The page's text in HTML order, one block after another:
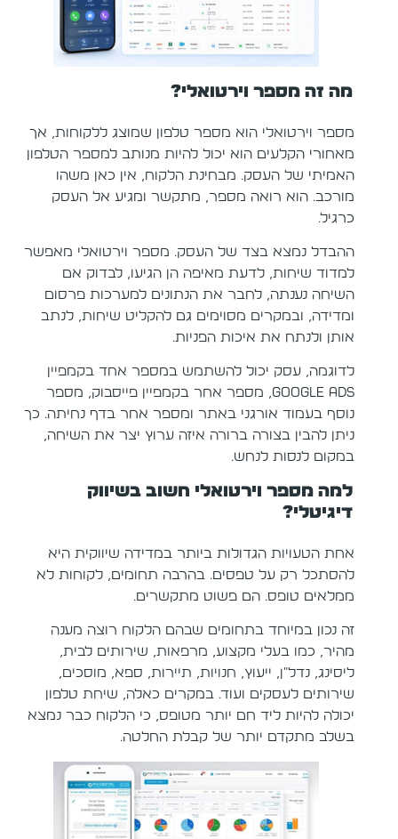
מה זה מספר וירטואלי?
מספר וירטואלי הוא מספר טלפון שמוצג ללקוחות, אך
מאחורי הקלעים הוא יכול להיות מנותב למספר הטלפון
האמיתי של העסק. מבחינת הלקוח, אין כאן משהו
מורכב. הוא רואה מספר, מתקשר ומגיע אל העסק
כרגיל.
ההבדל נמצא בצד של העסק. מספר וירטואלי מאפשר
למדוד שיחות, לדעת מאיפה הן הגיעו, לבדוק אם
השיחה נענתה, לחבר את הנתונים למערכות פרסום
ומדידה, ובמקרים מסוימים גם להקליט שיחות, לנתב
אותן ולנתח את איכות הפניות.
לדוגמה, עסק יכול להשתמש במספר אחד בקמפיין
Google Ads, מספר אחר בקמפיין פייסבוק, מספר
נוסף בעמוד אורגני באתר ומספר אחר בדף נחיתה. כך
ניתן להבין בצורה ברורה איזה ערוץ יצר את השיחה,
במקום לנסות לנחש.
למה מספר וירטואלי חשוב בשיווק
דיגיטלי?
אחת הטעויות הגדולות ביותר במדידה שיווקית היא
להסתכל רק על טפסים. בהרבה תחומים, לקוחות לא
ממלאים טופס. הם פשוט מתקשרים.
זה נכון במיוחד בתחומים שבהם הלקוח רוצה מענה
מהיר, כמו בעלי מקצוע, מרפאות, שירותים לבית,
ליסינג, נדל״ן, ייעוץ, חנויות, תיירות, ספא, מוסכים,
שירותים לעסקים ועוד. במקרים כאלה, שיחת טלפון
יכולה להיות ליד חם יותר מטופס, כי הלקוח כבר נמצא
בשלב מתקדם יותר של קבלת החלטה.